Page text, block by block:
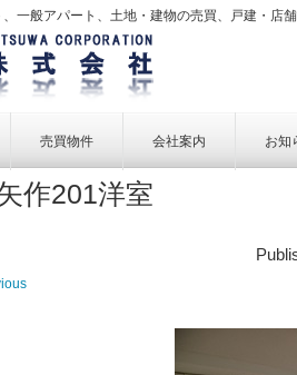
一般アパート、土地・建物の売買、戸建・店舗
一覧
売買物件
売買物件一覧
会社案内
お問い合せ
お知
作201洋室